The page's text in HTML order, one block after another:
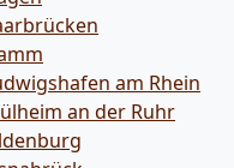
am Rhein
an der Ruhr